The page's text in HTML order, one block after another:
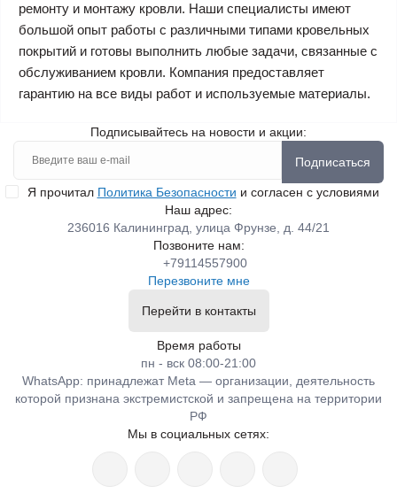
ремонту и монтажу кровли. Наши специалисты имеют
большой опыт работы с различными типами кровельных
покрытий и готовы выполнить любые задачи, связанные с
обслуживанием кровли. Компания предоставляет
гарантию на все виды работ и используемые материалы.
Подписывайтесь на новости и акции:
Подписаться
Я прочитал Политика Безопасности и согласен с условиями
Наш адрес:
236016 Калининград, улица Фрунзе, д. 44/21
Позвоните нам:
+79114557900
Перезвоните мне
Перейти в контакты
Время работы
пн - вск 08:00-21:00
WhatsApp: принадлежат Meta — организации, деятельность
которой признана экстремистской и запрещена на территории
РФ
Мы в социальных сетях: